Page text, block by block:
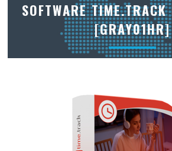
SOFTWARE
[GRAY01HR]